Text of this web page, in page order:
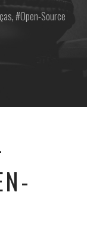
, Open-Source